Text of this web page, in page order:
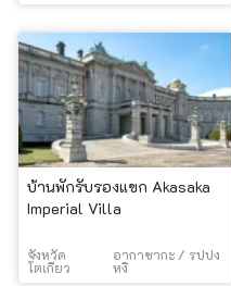
บ้านพักรับรองแขก Akasaka
Imperial Villa
จังหวัด
โตเกียว
อากาซากะ / รปปง
หงิ